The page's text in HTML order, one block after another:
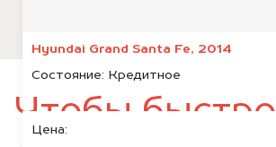
Hyundai Grand Santa Fe, 2014
Состояние: Кредитное
Цена:
Чтобы быстро